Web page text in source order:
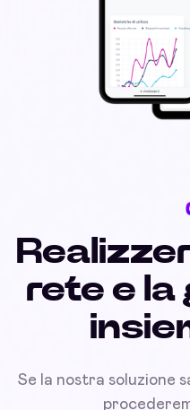
rete e la
Se la nostra soluzione